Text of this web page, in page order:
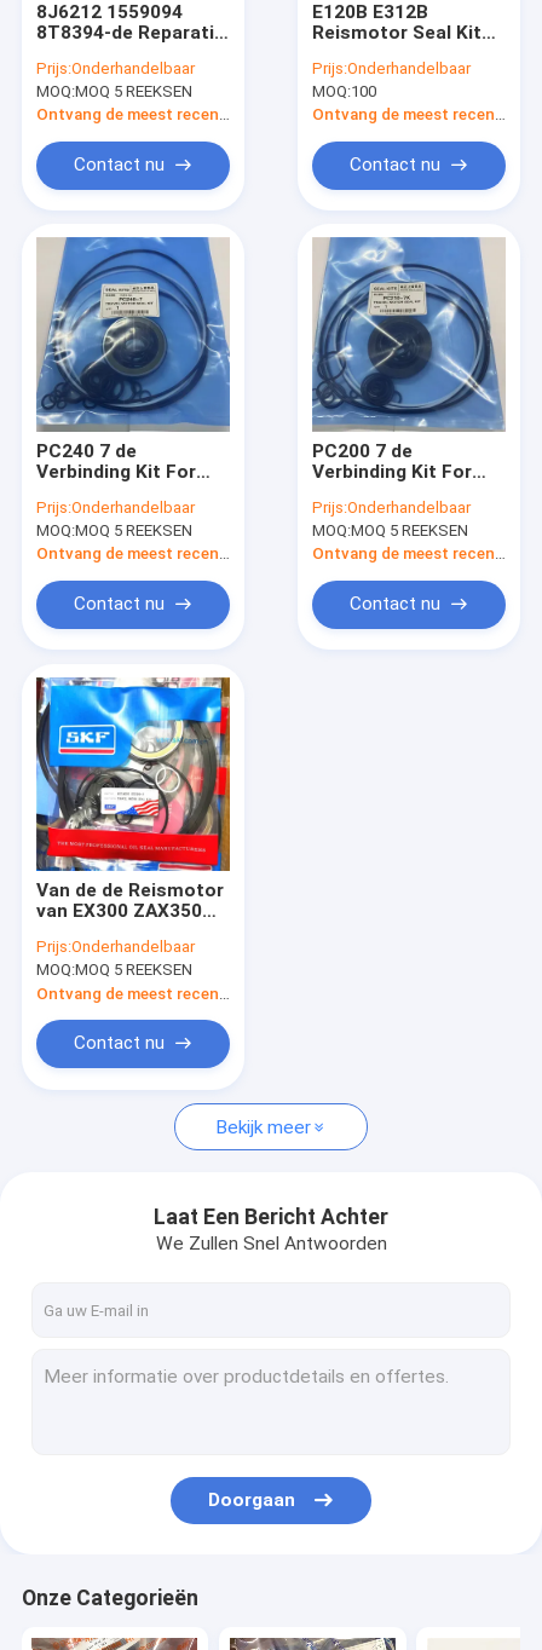
De Uitrusting van de brekerverbinding
De Verbindingsuitrusting van de controleklep
Uitrusting van de centrum de Gezamenlijke Verbinding
De Verbindingsuitrusting van de schommelingsmotor
Hydraulische olieafdichtingsset
Stofwisserafdichtingen
O-ringsverbindingen
8J6212 1559094
8T8394-de Reparatie
WR van de
Olieverbinding
Prijs:Onderhandelbaar
MOQ:MOQ 5 REEKSEN
Ontvang de meest recente Prijs
Contact nu
E120B E312B
Reismotor Seal Kit
Seal Kit Olie Seals
Prijs:Onderhandelbaar
MOQ:100
Ontvang de meest recente Prijs
Contact nu
PC240 7 de
Verbinding Kit For
pc250-7 706-7G-
03110KT 706-7G-
03110 van de 8
Prijs:Onderhandelbaar
MOQ:MOQ 5 REEKSEN
Ontvang de meest recente Prijs
Contact nu
PC200 7 de
Verbinding Kit For
pc210-7 708-8F-
00211KT 708-8F-
00211 van de
Prijs:Onderhandelbaar
MOQ:MOQ 5 REEKSEN
Ontvang de meest recente Prijs
Contact nu
Van de de Reismotor
van EX300 ZAX350
GESCHIKTE HITACHI
GRAAFWERKTUIG van
de de
Prijs:Onderhandelbaar
MOQ:MOQ 5 REEKSEN
Contact nu
Bekijk meer
Laat Een Bericht Achter
We Zullen Snel Antwoorden
Doorgaan
Onze Categorieën